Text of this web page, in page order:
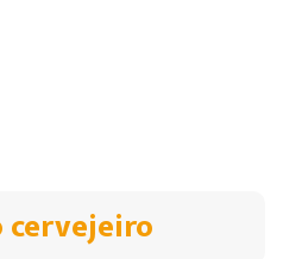
cervejeiro